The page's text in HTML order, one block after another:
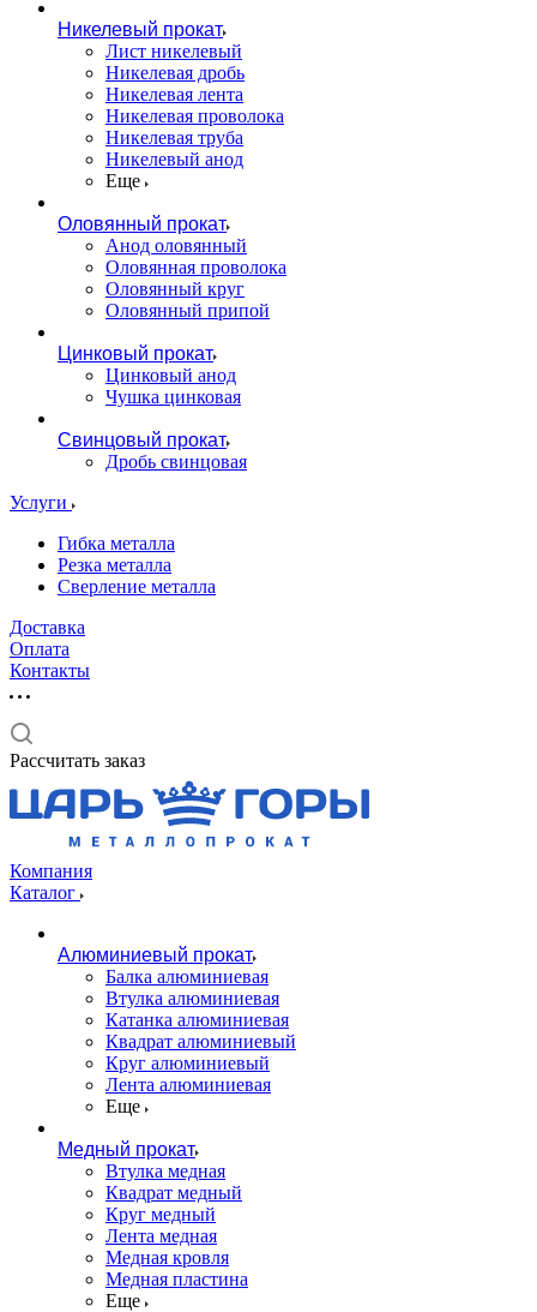
Никелевый прокат
Лист никелевый
Никелевая дробь
Никелевая лента
Никелевая проволока
Никелевая труба
Никелевый анод
Еще
Оловянный прокат
Анод оловянный
Оловянная проволока
Оловянный круг
Оловянный припой
Цинковый прокат
Цинковый анод
Чушка цинковая
Свинцовый прокат
Дробь свинцовая
Услуги
Гибка металла
Резка металла
Сверление металла
Доставка
Оплата
Контакты
Рассчитать заказ
Компания
Каталог
Алюминиевый прокат
Балка алюминиевая
Втулка алюминиевая
Катанка алюминиевая
Квадрат алюминиевый
Круг алюминиевый
Лента алюминиевая
Еще
Медный прокат
Втулка медная
Квадрат медный
Круг медный
Лента медная
Медная кровля
Медная пластина
Еще